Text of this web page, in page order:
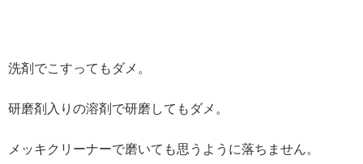
洗剤でこすってもダメ。
研磨剤入りの溶剤で研磨してもダメ。
メッキクリーナーで磨いても思うように落ちません。